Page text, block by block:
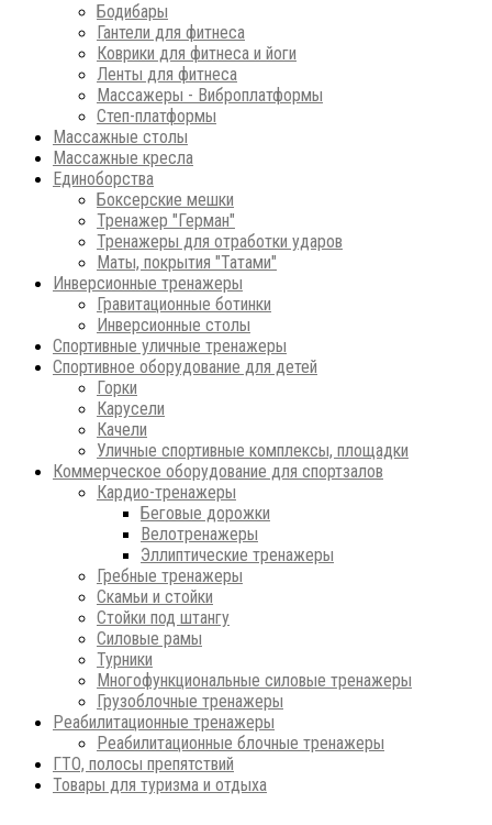
Бодибары
Гантели для фитнеса
Коврики для фитнеса и йоги
Ленты для фитнеса
Массажеры - Виброплатформы
Степ-платформы
Массажные столы
Массажные кресла
Единоборства
Боксерские мешки
Тренажер "Герман"
Тренажеры для отработки ударов
Маты, покрытия "Татами"
Инверсионные тренажеры
Гравитационные ботинки
Инверсионные столы
Спортивные уличные тренажеры
Спортивное оборудование для детей
Горки
Карусели
Качели
Уличные спортивные комплексы, площадки
Коммерческое оборудование для спортзалов
Кардио-тренажеры
Беговые дорожки
Велотренажеры
Эллиптические тренажеры
Гребные тренажеры
Скамьи и стойки
Стойки под штангу
Силовые рамы
Турники
Многофункциональные силовые тренажеры
Грузоблочные тренажеры
Реабилитационные тренажеры
Реабилитационные блочные тренажеры
ГТО, полосы препятствий
Товары для туризма и отдыха